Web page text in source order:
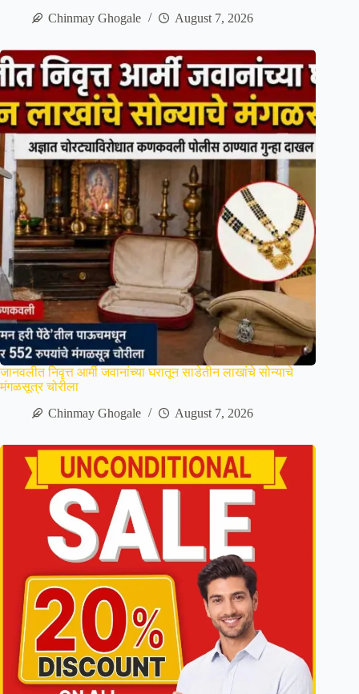
Chinmay Ghogale
August 7, 2026
जानवलीत निवृत्त आर्मी जवानांच्या घरातून साडेतीन लाखांचे सोन्याचे
मंगळसूत्र चोरीला
Chinmay Ghogale
August 7, 2026